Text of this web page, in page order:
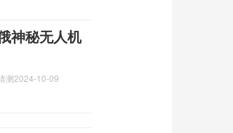
神秘无人机
测2024-10-09